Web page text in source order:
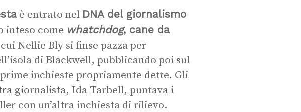
è entrato nel DNA del giornalismo
inteso come whatchdog, cane da
Nellie Bly si finse pazza per
di Blackwell, pubblicando poi sul
inchieste propriamente dette. Gli
giornalista, Ida Tarbell, puntava i
con un’altra inchiesta di rilievo.